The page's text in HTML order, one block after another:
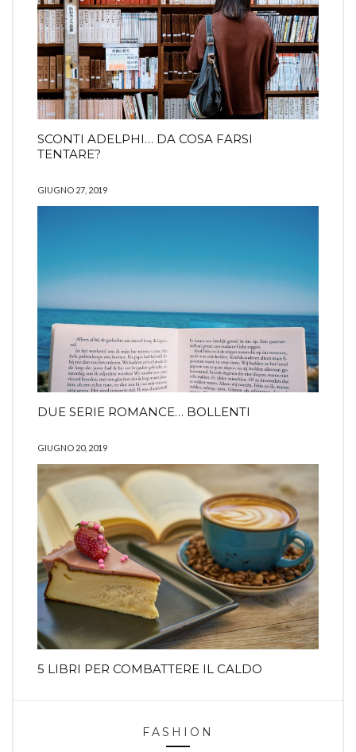
SCONTI ADELPHI… DA COSA FARSI
TENTARE?
GIUGNO 27, 2019
DUE SERIE ROMANCE… BOLLENTI
GIUGNO 20, 2019
5 LIBRI PER COMBATTERE IL CALDO
FASHION